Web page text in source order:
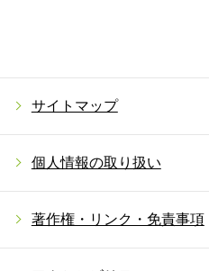
サイトマップ
個人情報の取り扱い
著作権・リンク・免責事項